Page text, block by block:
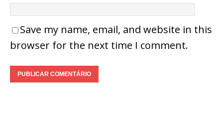
Save my name, email, and website in this
browser for the next time I comment.